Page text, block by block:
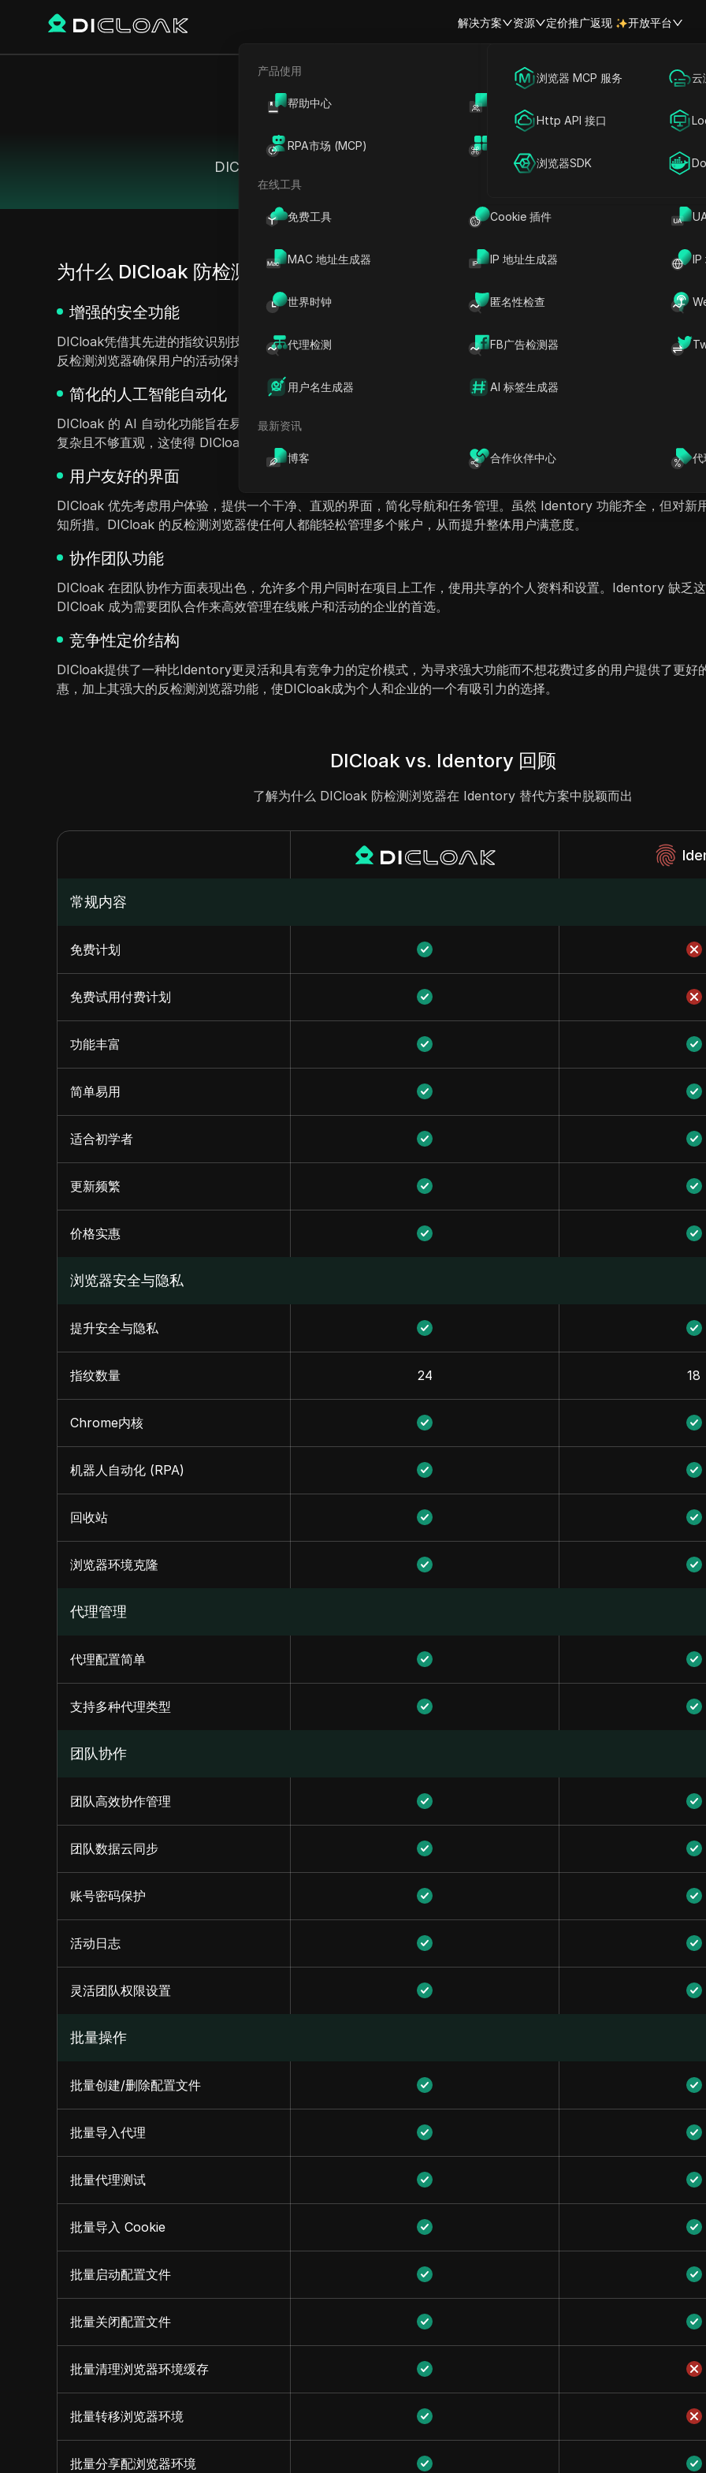
解决方案
海外社媒营销
广告投放
账号共享
资源
产品使用
帮助中心
RPA市场 (MCP)
在线工具
免费工具 Cookie 插件
MAC 地址生成器 IP 地址生成器 IP
世界时钟 匿名性检查
代理检测 FB广告检测器
用户名生成器 AI 标签生成器
最新资讯
博客 合作伙伴中心 代
定价推广返现 开放平台
浏览器 MCP 服务 云
Http API 接口
浏览器SDK
DICloak vs. Identory
2025年最佳 Identory 替代方案
DICloak 提供与 Identory 类似的功能，但设置更直观，价格更实惠，是注重成
为什么 DICloak 防检测浏览器是最佳的 Identory 替代方案
增强的安全功能
DICloak凭借其先进的指纹识别技术提供卓越的安全性，能够隔离每个浏览器配置文件。与使用标准保护措施的
反检测浏览器确保用户的活动保持私密和安全，最大限度地降低账户被封禁和数据泄露的风险。
简化的人工智能自动化
DICloak 的 AI 自动化功能旨在易于使用，允许用户在没有编码知识的情况下设置自动化任务。相比之下，Identory
复杂且不够直观，这使得 DICloak 成为寻求高效、用户友好解决方案的反检测浏览器用户的更好选择。
用户友好的界面
DICloak 优先考虑用户体验，提供一个干净、直观的界面，简化导航和任务管理。虽然 Identory 功能齐全，但对新
知所措。DICloak 的反检测浏览器使任何人都能轻松管理多个账户，从而提升整体用户满意度。
协作团队功能
DICloak 在团队协作方面表现出色，允许多个用户同时在项目上工作，使用共享的个人资料和设置。Identory 缺乏
DICloak 成为需要团队合作来高效管理在线账户和活动的企业的首选。
竞争性定价结构
DICloak提供了一种比Identory更灵活和具有竞争力的定价模式，为寻求强大功能而不想花费过多的用户提供了更好
惠，加上其强大的反检测浏览器功能，使DICloak成为个人和企业的一个有吸引力的选择。
DICloak vs. Identory 回顾
了解为什么 DICloak 防检测浏览器在 Identory 替代方案中脱颖而出
常规内容
免费计划
免费试用付费计划
功能丰富
简单易用
适合初学者
更新频繁
价格实惠
浏览器安全与隐私
提升安全与隐私
指纹数量 24 18
Chrome内核
机器人自动化 (RPA)
回收站
浏览器环境克隆
代理管理
代理配置简单
支持多种代理类型
团队协作
团队高效协作管理
团队数据云同步
账号密码保护
活动日志
灵活团队权限设置
批量操作
批量创建/删除配置文件
批量导入代理
批量代理测试
批量导入 Cookie
批量启动配置文件
批量关闭配置文件
批量清理浏览器环境缓存
批量转移浏览器环境
批量分享配浏览器环境